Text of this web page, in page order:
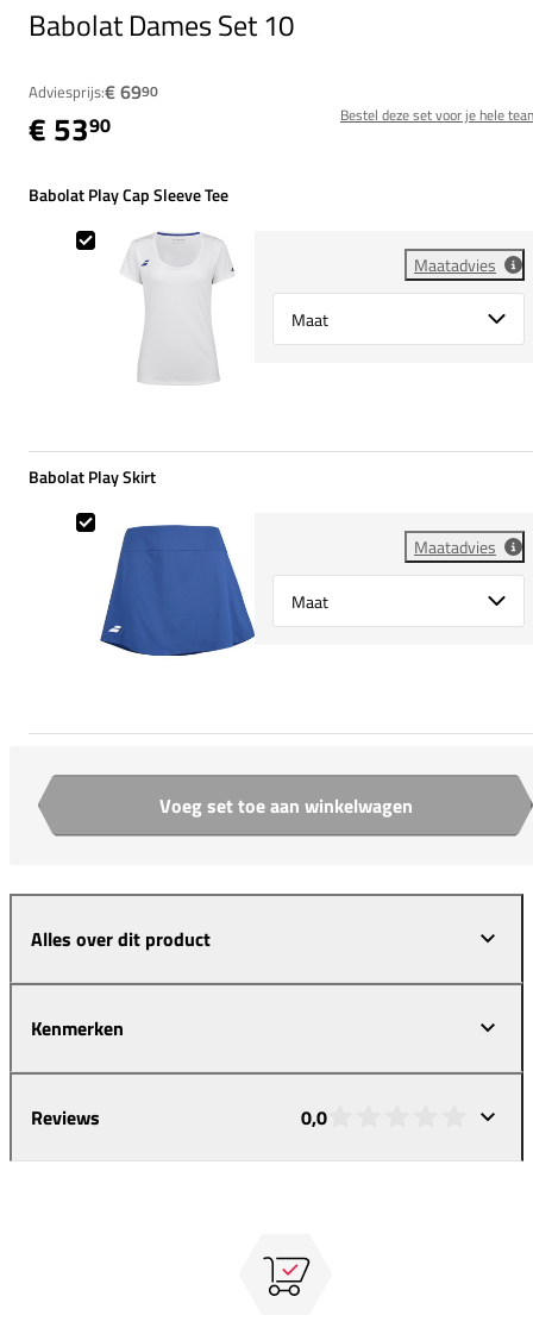
Babolat Dames Set 10
Adviesprijs:€ 6990
€ 5390 Bestel deze set voor je hele
Babolat Play Cap Sleeve Tee
Maatadvies
Select {option} for {name}
Babolat Play Cap Sleeve Tee
Babolat Play Skirt
Maatadvies
Select {option} for {name}
Babolat Play Skirt
Aantal Voeg set toe aan winkelwagen
Alles over dit product
Kenmerken
Reviews 0,0